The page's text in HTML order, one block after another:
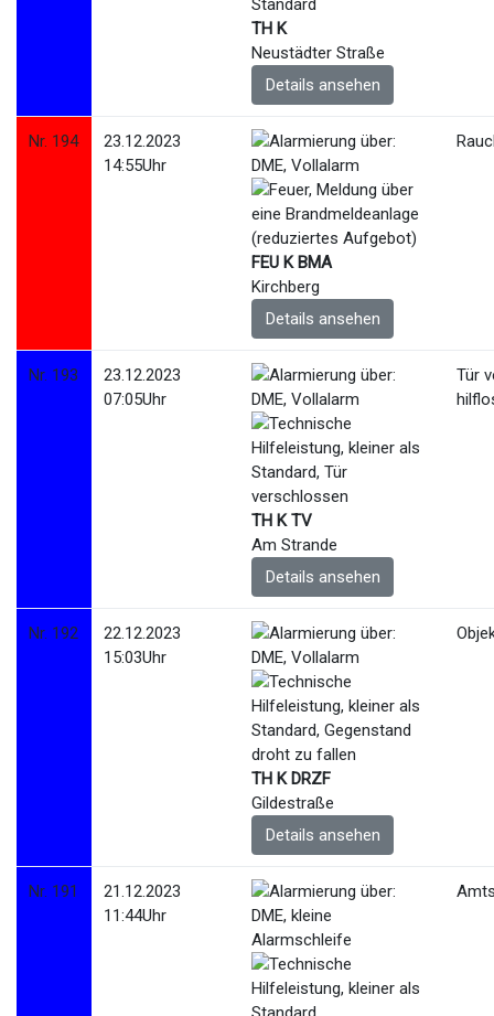
TH K
Neustädter Straße
Details ansehen
Nr. 194
23.12.2023
14:55Uhr
FEU K BMA
Kirchberg
Details ansehen
Nr. 193
23.12.2023
07:05Uhr
TH K TV
Am Strande
Details ansehen
Tür
Nr. 192
22.12.2023
15:03Uhr
TH K DRZF
Gildestraße
Details ansehen
Nr. 191
21.12.2023
11:44Uhr